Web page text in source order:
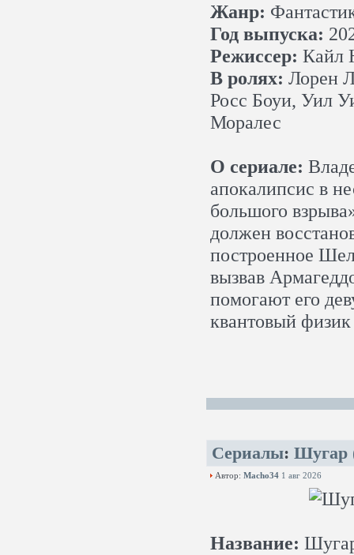
Жанр:
Год выпуска:
Режиссер: Кайл
В ролях: Лорен
Росс Боуи, Уил
Моралес
О сериале:
апокалипсис в
большого
должен
построенное
вызвав
помогают его
квантовый
Сериалы: Шугар
Автор: Macho34 1 авг 2026
Название: